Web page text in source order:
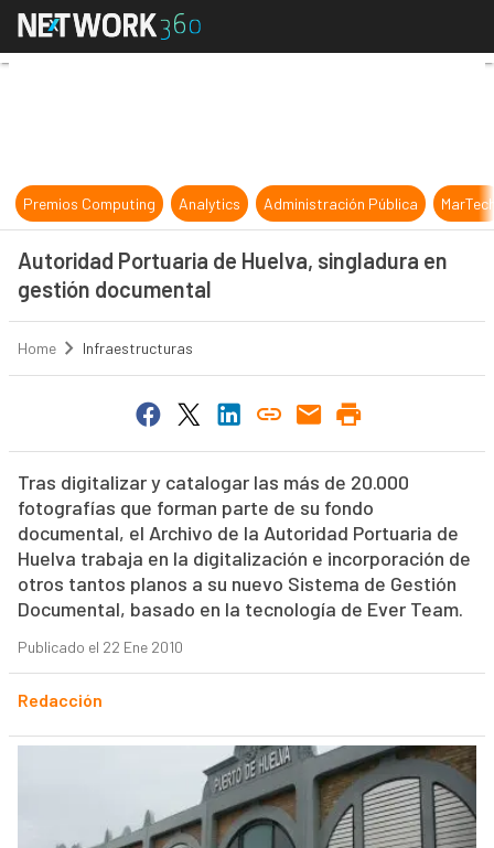
Autoridad Portuaria de Huelva,
Premios Computing Analytics Administración Pública
Autoridad Portuaria de Huelva, singladura en
gestión documental
Home Infraestructuras
Tras digitalizar y catalogar las más de 20.000
fotografías que forman parte de su fondo
documental, el Archivo de la Autoridad Portuaria de
Huelva trabaja en la digitalización e incorporación de
otros tantos planos a su nuevo Sistema de Gestión
Documental, basado en la tecnología de Ever Team.
Publicado el 22 Ene 2010
Redacción